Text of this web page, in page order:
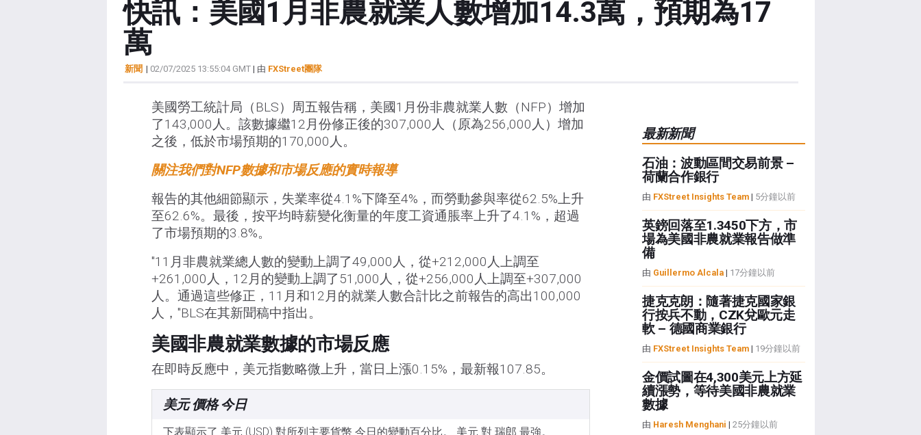
快訊：美國1月非農就業人數增加14.3萬，預期為17
萬
新聞 | 02/07/2025 13:55:04 GMT| 由 FXStreet團隊
美國勞工統計局（BLS）周五報告稱，美國1月份非農就業人數（NFP）增加
了143,000人。該數據繼12月份修正後的307,000人（原為256,000人）增加
之後，低於市場預期的170,000人。
關注我們對NFP數據和市場反應的實時報導
報告的其他細節顯示，失業率從4.1%下降至4%，而勞動參與率從62.5%上升
至62.6%。最後，按平均時薪變化衡量的年度工資通脹率上升了4.1%，超過
了市場預期的3.8%。
"11月非農就業總人數的變動上調了49,000人，從+212,000人上調至
+261,000人，12月的變動上調了51,000人，從+256,000人上調至+307,000
人。通過這些修正，11月和12月的就業人數合計比之前報告的高出100,000
人，"BLS在其新聞稿中指出。
美國非農就業數據的市場反應
在即時反應中，美元指數略微上升，當日上漲0.15%，最新報107.85。
美元 價格 今日
下表顯示了 美元 (USD) 對所列主要貨幣 今日的變動百分比。 美元 對 瑞郎 最強。
最新新聞
石油：波動區間交易前景 –
荷蘭合作銀行
由 FXStreet Insights Team| 5分鐘以前
英鎊回落至1.3450下方，市
場為美國非農就業報告做準
備
由 Guillermo Alcala| 17分鐘以前
捷克克朗：隨著捷克國家銀
行按兵不動，CZK兌歐元走
軟 – 德國商業銀行
由 FXStreet Insights Team| 19分鐘以前
金價試圖在4,300美元上方延
續漲勢，等待美國非農就業
數據
由 Haresh Menghani | 25分鐘以前